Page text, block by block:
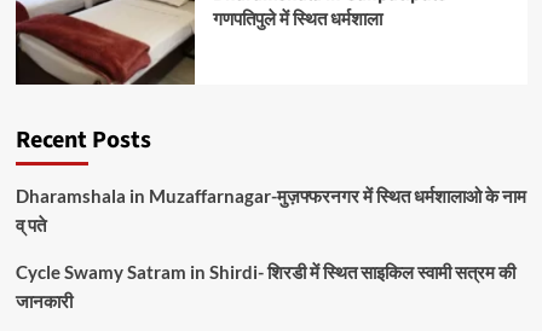
गणपतिपुले में स्थित धर्मशाला
Recent Posts
Dharamshala in Muzaffarnagar-मुज़फ्फरनगर में स्थित धर्मशालाओ के नाम
व् पते
Cycle Swamy Satram in Shirdi- शिरडी में स्थित साइकिल स्वामी सत्रम की
जानकारी